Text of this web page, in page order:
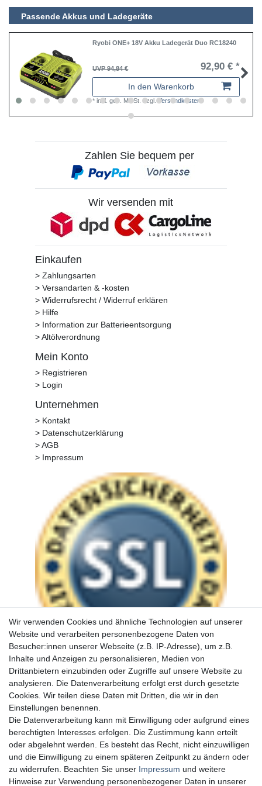
Passende Akkus und Ladegeräte
Ryobi ONE+ 18V Akku Ladegerät Duo RC18240
UVP 94,84 € 92,90 € *
In den Warenkorb
*inkl. ges. MwSt. zzgl. Versandkosten
Zahlen Sie bequem per
Wir versenden mit
Einkaufen
> Zahlungsarten
> Versandarten & -kosten
> Widerrufsrecht / Widerruf erklären
> Hilfe
> Information zur Batterieentsorgung
> Altölverordnung
Mein Konto
> Registrieren
> Login
Unternehmen
> Kontakt
> Datenschutzerklärung
> AGB
> Impressum
Wir verwenden Cookies und ähnliche Technologien auf unserer
Website und verarbeiten personenbezogene Daten von
Besucher:innen unserer Webseite (z.B. IP-Adresse), um z.B.
Inhalte und Anzeigen zu personalisieren, Medien von
Drittanbietern einzubinden oder Zugriffe auf unsere Website zu
analysieren. Die Datenverarbeitung erfolgt erst durch gesetzte
Cookies. Wir teilen diese Daten mit Dritten, die wir in den
Einstellungen benennen.
Die Datenverarbeitung kann mit Einwilligung oder aufgrund eines
berechtigten Interesses erfolgen. Die Zustimmung kann erteilt
oder abgelehnt werden. Es besteht das Recht, nicht einzuwilligen
und die Einwilligung zu einem späteren Zeitpunkt zu ändern oder
zu widerrufen. Beachten Sie unser Impressum und weitere
Hinweise zur Verwendung personenbezogener Daten in unserer